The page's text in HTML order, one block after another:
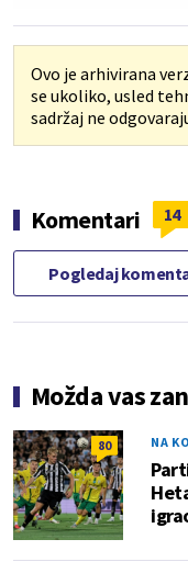
Ovo je arhivirana
se ukoliko, usled
sadržaj ne
Komentari 14
Pogledaj
Možda vas
80 NA